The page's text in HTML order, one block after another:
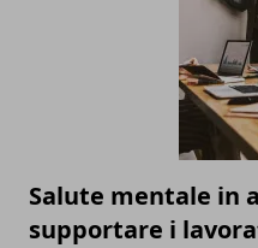
Salute mentale in
supportare i